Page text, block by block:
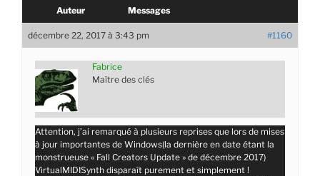
Auteur Messages
décembre 22, 2017 à 3:43 pm #1160
Fabrice
Maître des clés
Attention, j’ai remarqué à plusieurs reprises que lors de mises
à jour importantes de Windows(la dernière en date étant la
monstrueuse « Fall Creators Update » de décembre 2017)
VirtualMIDISynth disparaît purement et simplement !